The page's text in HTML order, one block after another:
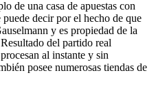
de una casa de apuestas con
decir por el hecho de que
y es propiedad de la
del partido real
al instante y sin
posee numerosas tiendas de